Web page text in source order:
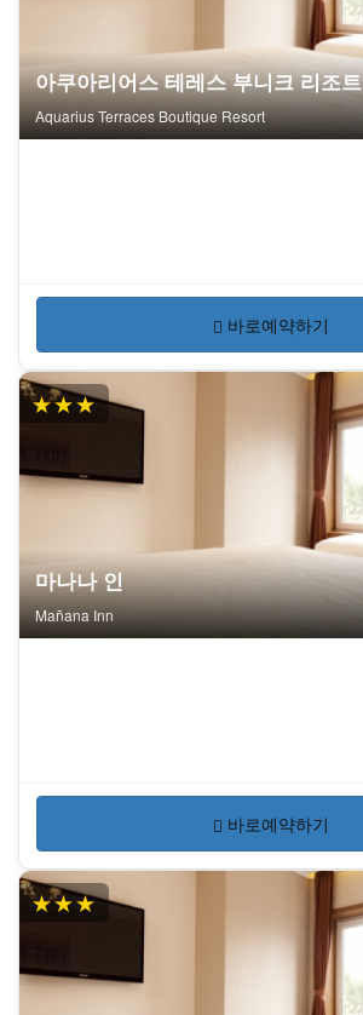
아쿠아리어스 테레스 부니크 리조트
Aquarius Terraces Boutique Resort
바로예약하기
★★★
마나나 인
Mañana Inn
바로예약하기
★★★